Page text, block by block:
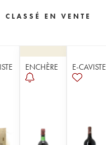
EN VENTE
ENCHÈRE E-CAVISTE